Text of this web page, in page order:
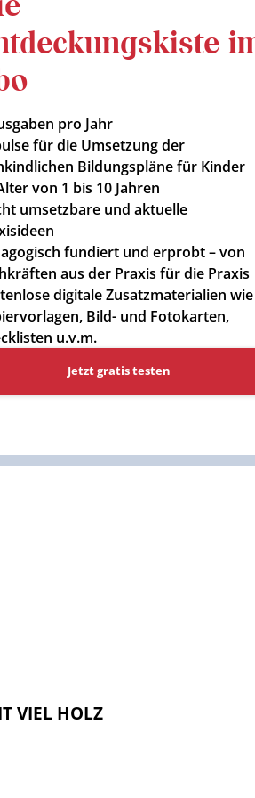
pro Jahr
für die Umsetzung der
Bildungspläne für Kinder
von 1 bis 10 Jahren
umsetzbare und aktuelle
fundiert und erprobt – von
aus der Praxis für die Praxis
digitale Zusatzmaterialien wie
Bild- und Fotokarten,
u.v.m.
Jetzt gratis testen
VIEL HOLZ